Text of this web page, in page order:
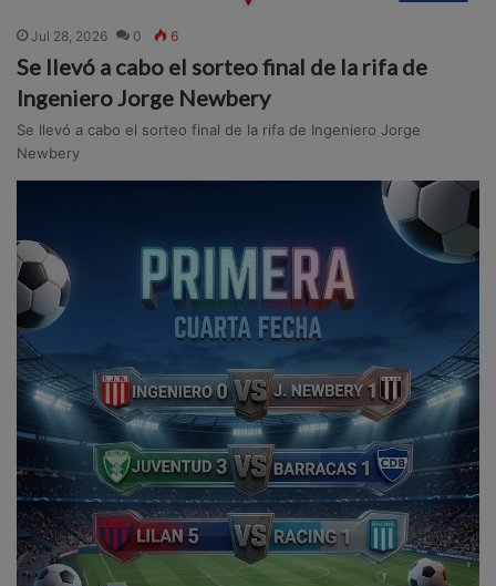
Jul 28, 2026 0 6
Se llevó a cabo el sorteo final de la rifa de
Ingeniero Jorge Newbery
Se llevó a cabo el sorteo final de la rifa de Ingeniero Jorge
Newbery